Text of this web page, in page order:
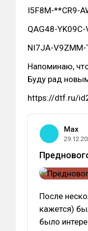
I5F8M-**CR9-
QAG48-
NI7JA-V9ZMM-
Напоминаю,
Буду рад
https://dtf.ru/
Max
После
кажется)
было